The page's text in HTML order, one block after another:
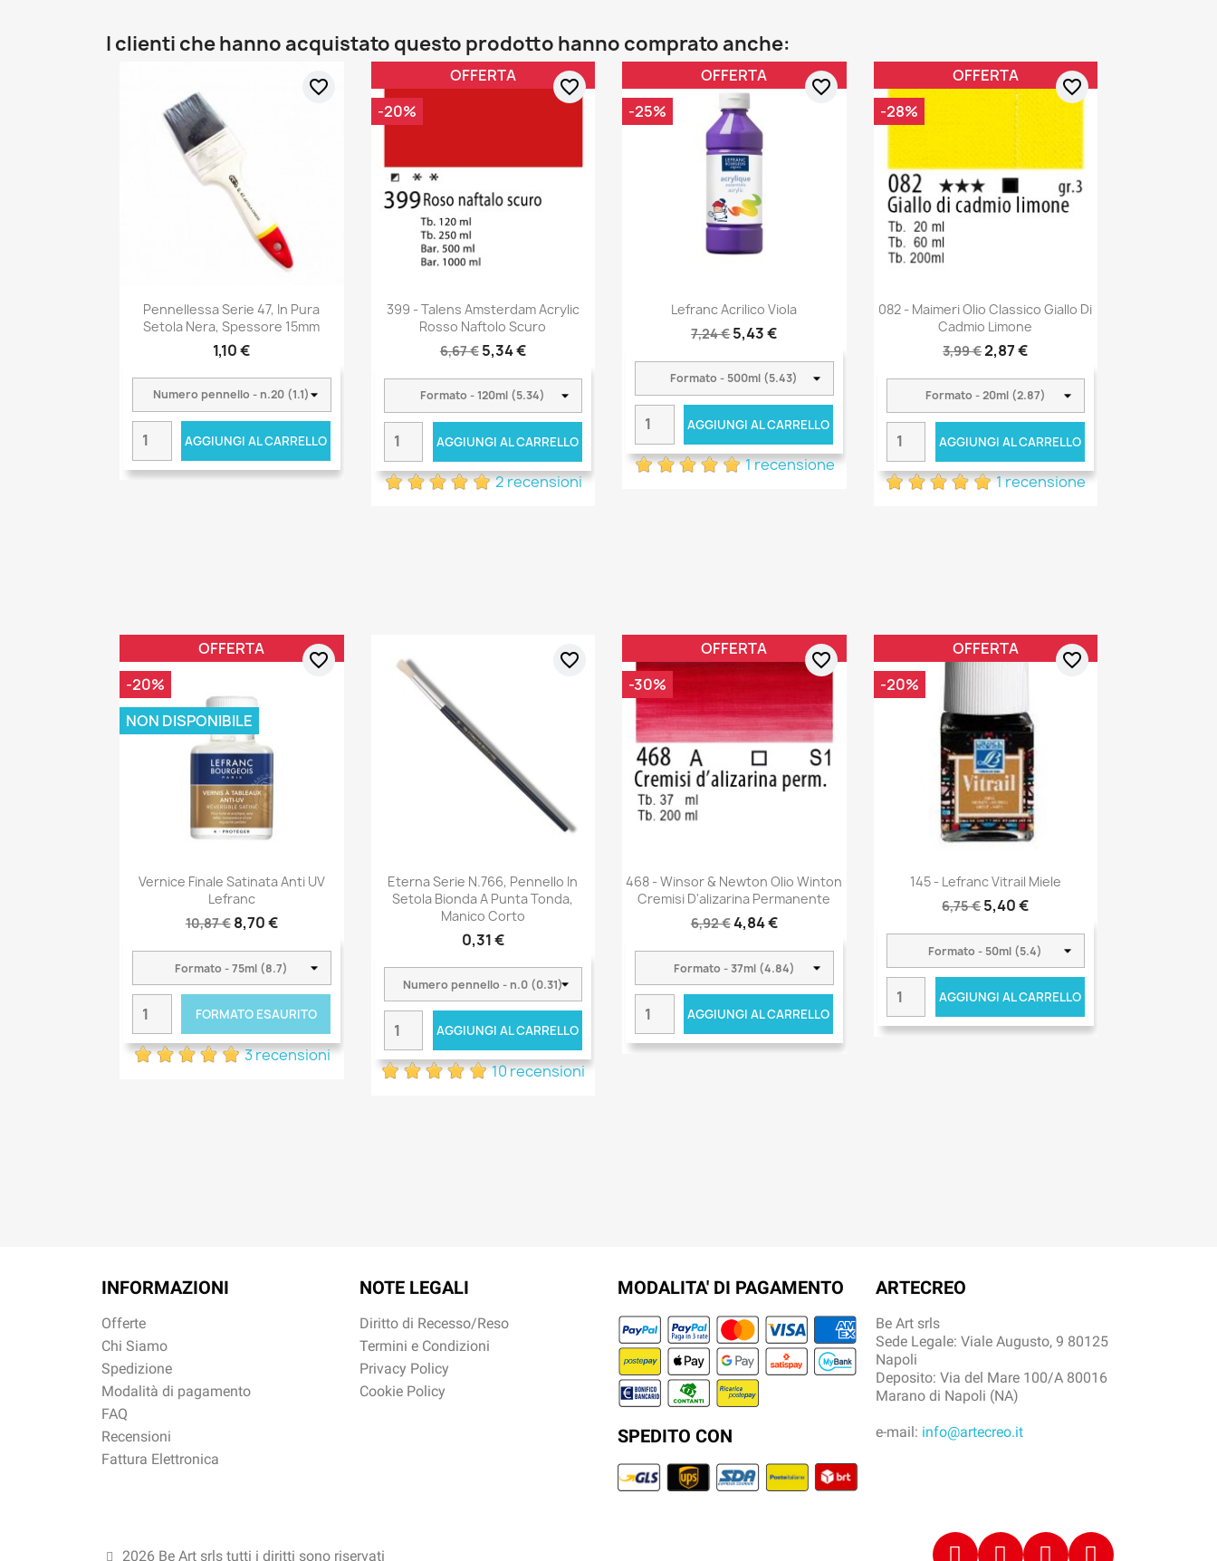
I clienti che hanno acquistato questo prodotto hanno comprato anche:
Pennellessa Serie 47, In Pura
Setola Nera, Spessore 15mm
1,10 €
AGGIUNGI AL CARRELLO
favorite_border
399 - Talens Amsterdam Acrylic
Rosso Naftolo Scuro
6,67 € 5,34 €
AGGIUNGI AL CARRELLO
2 recensioni
OFFERTA
-20%
favorite_border
Lefranc Acrilico Viola
7,24 €5,43 €
AGGIUNGI AL CARRELLO
1 recensione
OFFERTA
-25%
favorite_border
082 - Maimeri Olio Classico Giallo Di
Cadmio Limone
3,99 €2,87 €
AGGIUNGI AL CARRELLO
1 recensione
OFFERTA
-28%
favorite_border
Vernice Finale Satinata Anti UV
Lefranc
10,87 € 8,70 €
FORMATO ESAURITO
3 recensioni
OFFERTA
-20%
NON DISPONIBILE
favorite_border
Eterna Serie N.766, Pennello In
Setola Bionda A Punta Tonda,
Manico Corto
0,31 €
AGGIUNGI AL CARRELLO
10 recensioni
favorite_border
468 - Winsor & Newton Olio Winton
Cremisi D'alizarina Permanente
6,92 €4,84 €
AGGIUNGI AL CARRELLO
OFFERTA
-30%
favorite_border
145 - Lefranc Vitrail Miele
6,75 €5,40 €
AGGIUNGI AL CARRELLO
OFFERTA
-20%
favorite_border
INFORMAZIONI
Offerte
Chi Siamo
Spedizione
Modalità di pagamento
FAQ
Recensioni
Fattura Elettronica
NOTE LEGALI
Diritto di Recesso/Reso
Termini e Condizioni
Privacy Policy
Cookie Policy
MODALITA' DI PAGAMENTO
SPEDITO CON
ARTECREO
Be Art srls
Sede Legale: Viale Augusto, 9 80125
Napoli
Deposito: Via del Mare 100/A 80016
Marano di Napoli (NA)
e-mail: info@artecreo.it
2026 Be Art srls tutti i diritti sono riservati